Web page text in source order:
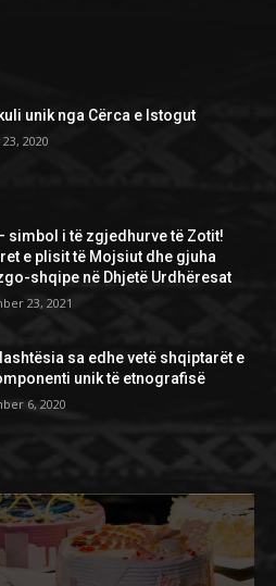
unik nga Cërca e Istogut
2020
simbol i të zgjedhurve të Zotit!
e plisit të Mojsiut dhe gjuha
shqipe në Dhjetë Urdhëresat
23, 2021
sa edhe vetë shqiptarët e
unik të etnografisë
6, 2020